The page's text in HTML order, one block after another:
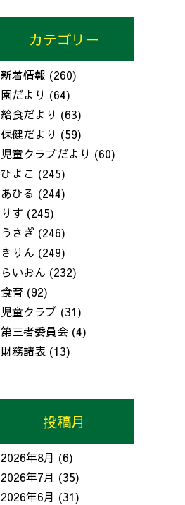
カテゴリー
新着情報 (260)
園だより (64)
給食だより (63)
保健だより (59)
児童クラブだより (60)
ひよこ (245)
あひる (244)
りす (245)
うさぎ (246)
きりん (249)
らいおん (232)
食育 (92)
児童クラブ (31)
第三者委員会 (4)
財務諸表 (13)
投稿月
2026年8月 (6)
2026年7月 (35)
2026年6月 (31)